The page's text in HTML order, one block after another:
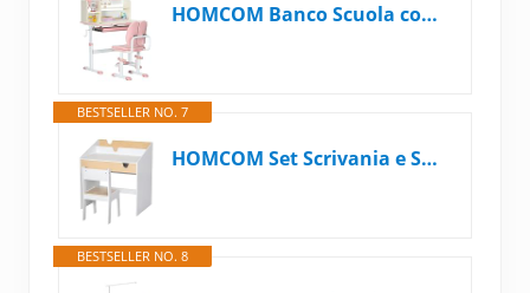
HOMCOM Banco Scuola con Sedia per Bambini 3-12 Anni Altezza Regolabile, Scrivania per Bambini con Piano Inclinabile e Cuscini Imbottiti, Acciaio e MDF, Rosa
BESTSELLER NO. 7
HOMCOM Set Scrivania e Sedia per Bambini, Tavolo con Cassetto e Scaffale, Mobili per Cameretta con Bordi Arrotondati, Età 6-10 Anni, Bianco e Legno
BESTSELLER NO. 8